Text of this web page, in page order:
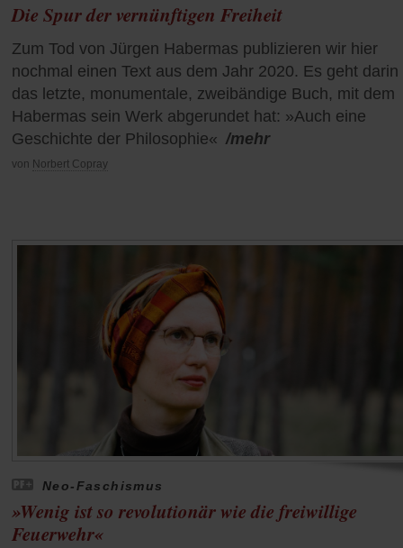
Die Spur der vernünftigen Freiheit
Zum Tod von Jürgen Habermas publizieren wir hier
nochmal einen Text aus dem Jahr 2020. Es geht darin
das letzte, monumentale, zweibändige Buch, mit dem
Habermas sein Werk abgerundet hat: »Auch eine
Geschichte der Philosophie« /mehr
von Norbert Copray
Neo-Faschismus
»Wenig ist so revolutionär wie die freiwillige
Feuerwehr«